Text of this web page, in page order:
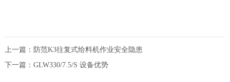
上一篇： 防范K3往复式给料机作业安全隐患
下一篇： GLW330/7.5/S 设备优势